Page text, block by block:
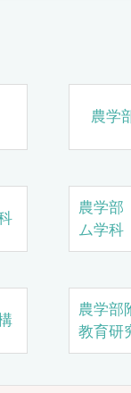
農学
農学
ム学科
農学部
教育研